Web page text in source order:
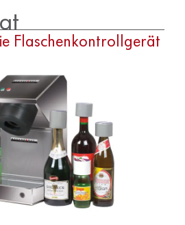
Flaschenkontrollgerät